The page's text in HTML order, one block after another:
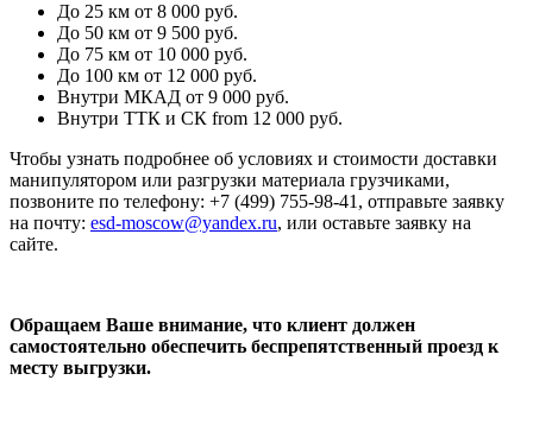
До 25 км от 8 000 руб.
До 50 км от 9 500 руб.
До 75 км от 10 000 руб.
До 100 км от 12 000 руб.
Внутри МКАД от 9 000 руб.
Внутри ТТК и СК from 12 000 руб.
Чтобы узнать подробнее об условиях и стоимости доставки
манипулятором или разгрузки материала грузчиками,
позвоните по телефону: +7 (499) 755-98-41, отправьте заявку
на почту: esd-moscow@yandex.ru, или оставьте заявку на
сайте.
Обращаем Ваше внимание, что клиент должен
самостоятельно обеспечить беспрепятственный проезд к
месту выгрузки.